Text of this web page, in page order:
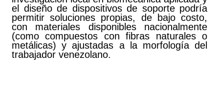
el diseño de dispositivos de soporte podría
permitir soluciones propias, de bajo costo,
con materiales disponibles nacionalmente
(como compuestos con fibras naturales o
metálicas) y ajustadas a la morfología del
trabajador venezolano.